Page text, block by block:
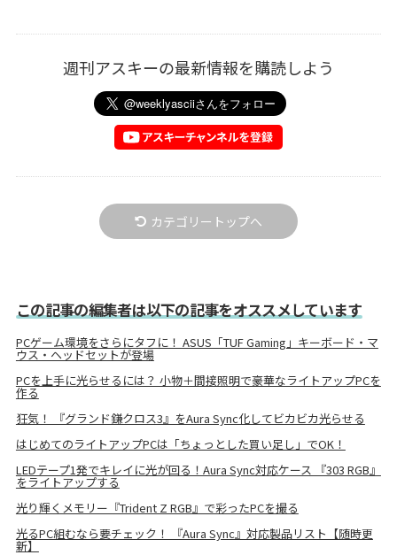
週刊アスキーの最新情報を購読しよう
カテゴリートップへ
この記事の編集者は以下の記事をオススメしています
PCゲーム環境をさらにタフに！ ASUS「TUF Gaming」キーボード・マ
ウス・ヘッドセットが登場
PCを上手に光らせるには？ 小物＋間接照明で豪華なライトアップPCを
作る
狂気！ 『グランド鎌クロス3』をAura Sync化してビカビカ光らせる
はじめてのライトアップPCは「ちょっとした買い足し」でOK！
LEDテープ1発でキレイに光が回る！Aura Sync対応ケース 『303 RGB』
をライトアップする
光り輝くメモリー『Trident Z RGB』で彩ったPCを撮る
光るPC組むなら要チェック！ 『Aura Sync』対応製品リスト【随時更
新】